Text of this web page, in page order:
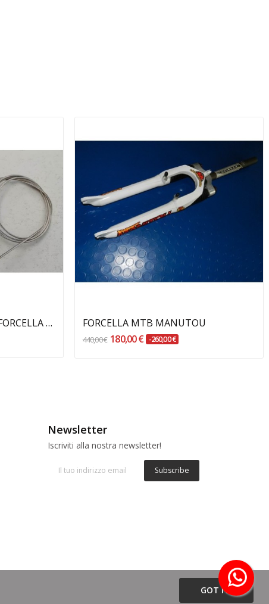
COMANDO BLOCCAGGIO FORCELLA DA REMOTO SR SUNTOUR
Aggiungi Al Carrello
FORCELLA MTB MANUTOU
440,00 € 180,00 € -260,00 €
Newsletter
Iscriviti alla nostra newsletter!
Subscribe
GOT IT!